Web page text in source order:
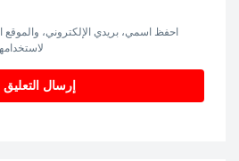
احفظ اسمي، بريدي الإلكتروني، والموقع